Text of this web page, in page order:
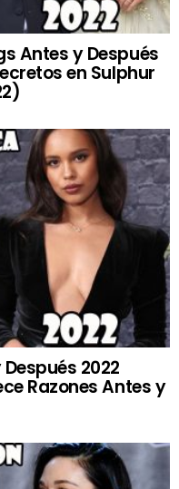
Antes y Después
en Sulphur
2022
Razones Antes y